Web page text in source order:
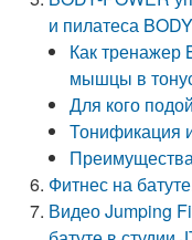
и пилатеса
Как тренажер
мышцы в
Для кого
Тонификация
Фитнес на
Видео Jumping